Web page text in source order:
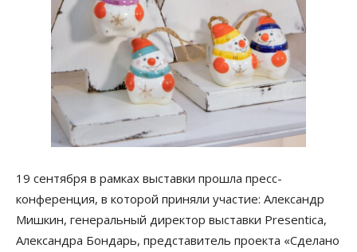
19 сентября в рамках выставки прошла пресс-
конференция, в которой приняли участие: Александр
Мишкин, генеральный директор выставки Presentica,
Александра Бондарь, представитель проекта «Сделано